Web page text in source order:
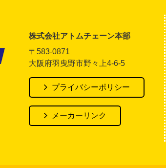
アトム電器チェーン
株式会社アトムチェーン本部
〒583-0871
大阪府羽曳野市野々上4-6-5
プライバシーポリシー
メーカーリンク